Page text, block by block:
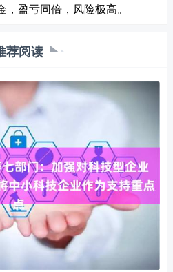
盈亏同倍，风险极高。
荐阅读